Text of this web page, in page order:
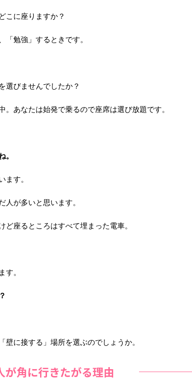
こに座りますか？
「勉強」するときです。
選びませんでしたか？
あなたは始発で乗るので座席は選び放題です。
。
ます。
が多いと思います。
座るところはすべて埋まった電車。
。
に接する」場所を選ぶのでしょうか。
が角に行きたがる理由